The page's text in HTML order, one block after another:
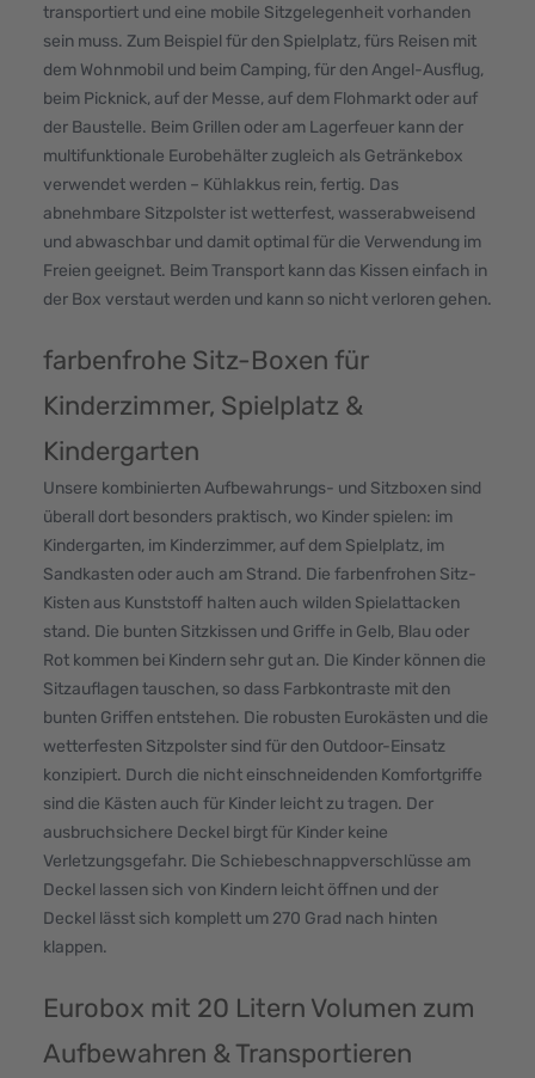
transportiert und eine mobile Sitzgelegenheit vorhanden
sein muss. Zum Beispiel für den Spielplatz, fürs Reisen mit
dem Wohnmobil und beim Camping, für den Angel-Ausflug,
beim Picknick, auf der Messe, auf dem Flohmarkt oder auf
der Baustelle. Beim Grillen oder am Lagerfeuer kann der
multifunktionale Eurobehälter zugleich als Getränkebox
verwendet werden – Kühlakkus rein, fertig. Das
abnehmbare Sitzpolster ist wetterfest, wasserabweisend
und abwaschbar und damit optimal für die Verwendung im
Freien geeignet. Beim Transport kann das Kissen einfach in
der Box verstaut werden und kann so nicht verloren gehen.
farbenfrohe Sitz-Boxen für
Kinderzimmer, Spielplatz &
Kindergarten
Unsere kombinierten Aufbewahrungs- und Sitzboxen sind
überall dort besonders praktisch, wo Kinder spielen: im
Kindergarten, im Kinderzimmer, auf dem Spielplatz, im
Sandkasten oder auch am Strand. Die farbenfrohen Sitz-
Kisten aus Kunststoff halten auch wilden Spielattacken
stand. Die bunten Sitzkissen und Griffe in Gelb, Blau oder
Rot kommen bei Kindern sehr gut an. Die Kinder können die
Sitzauflagen tauschen, so dass Farbkontraste mit den
bunten Griffen entstehen. Die robusten Eurokästen und die
wetterfesten Sitzpolster sind für den Outdoor-Einsatz
konzipiert. Durch die nicht einschneidenden Komfortgriffe
sind die Kästen auch für Kinder leicht zu tragen. Der
ausbruchsichere Deckel birgt für Kinder keine
Verletzungsgefahr. Die Schiebeschnappverschlüsse am
Deckel lassen sich von Kindern leicht öffnen und der
Deckel lässt sich komplett um 270 Grad nach hinten
klappen.
Eurobox mit 20 Litern Volumen zum
Aufbewahren & Transportieren